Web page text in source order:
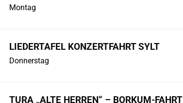
Montag
LIEDERTAFEL KONZERTFAHRT SYLT
Donnerstag
TURA „ALTE HERREN“ – BORKUM-FAHRT